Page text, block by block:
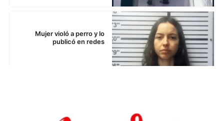
Mujer violó a perro y lo
publicó en redes